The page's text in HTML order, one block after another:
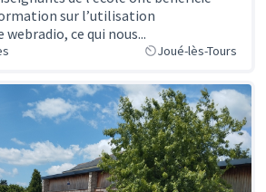
sur l’utilisation
webradio, ce qui nous...
Joué-lès-Tours